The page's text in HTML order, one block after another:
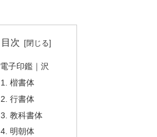
目次
電子印鑑｜沢
楷書体
行書体
教科書体
明朝体